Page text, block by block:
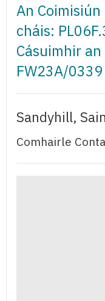
An
cháis:
Cásuimhir
FW23A/0339
Sandyhill,
Comhairle